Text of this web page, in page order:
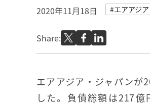
2020年11月18日 #エアアジア
Share:
エアアジア・ジャパンが
した。負債総額は217